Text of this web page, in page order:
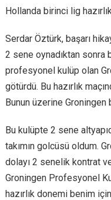
Hollanda birinci lig
Serdar Öztürk, başarı
2 sene oynadıktan
profesyonel kulüp olan
götürdü. Bu hazırlık
Bunun üzerine
Bu kulüpte 2 sene
takımın golcüsü oldum.
dolayı 2 senelik kontrat
Groningen Profesyonel
hazırlık donemi benim